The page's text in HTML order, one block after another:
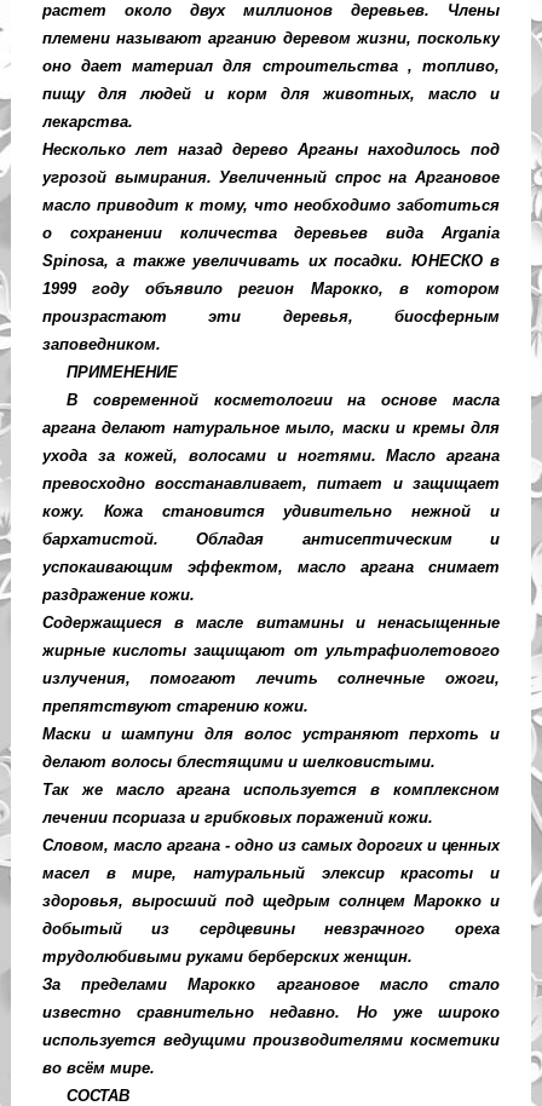
растет около двух миллионов деревьев. Члены
племени называют арганию деревом жизни, поскольку
оно дает материал для строительства , топливо,
пищу для людей и корм для животных, масло и
лекарства.
Несколько лет назад дерево Арганы находилось под
угрозой вымирания. Увеличенный спрос на Аргановое
масло приводит к тому, что необходимо заботиться
о сохранении количества деревьев вида Argania
Spinosa, а также увеличивать их посадки. ЮНЕСКО в
1999 году объявило регион Марокко, в котором
произрастают эти деревья, биосферным
заповедником.
ПРИМЕНЕНИЕ
В современной косметологии на основе масла
аргана делают натуральное мыло, маски и кремы для
ухода за кожей, волосами и ногтями. Масло аргана
превосходно восстанавливает, питает и защищает
кожу. Кожа становится удивительно нежной и
бархатистой. Обладая антисептическим и
успокаивающим эффектом, масло аргана снимает
раздражение кожи.
Содержащиеся в масле витамины и ненасыщенные
жирные кислоты защищают от ультрафиолетового
излучения, помогают лечить солнечные ожоги,
препятствуют старению кожи.
Маски и шампуни для волос устраняют перхоть и
делают волосы блестящими и шелковистыми.
Так же масло аргана используется в комплексном
лечении псориаза и грибковых поражений кожи.
Словом, масло аргана - одно из самых дорогих и ценных
масел в мире, натуральный элексир красоты и
здоровья, выросший под щедрым солнцем Марокко и
добытый из сердцевины невзрачного ореха
трудолюбивыми руками берберских женщин.
За пределами Марокко аргановое масло стало
известно сравнительно недавно. Но уже широко
используется ведущими производителями косметики
во всём мире.
СОСТАВ